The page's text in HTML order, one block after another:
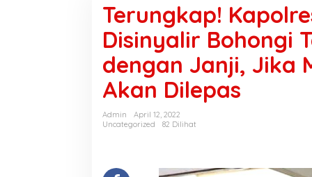
Terungkap!
Disinyalir Bohongi
dengan Janji, Jika
Akan Dilepas
Admin
April 12, 2022
Uncategorized
82 Dilihat